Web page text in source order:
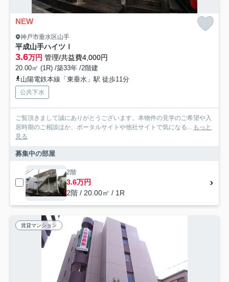
NEW
神戸市垂水区山手
平成山手ハイツⅠ
3.6万円 管理/共益費4,000円
20.00㎡ (1R) /築33年 /2階建
山陽電鉄本線「東垂水」駅 徒歩11分
公共下水
ご覧頂きまして誠にありがとうございます。本物件の見学のご希望や入
居時期のご相談ほか、ポータルサイトや他社サイトで気になる...
もっと
見る
募集中の部屋
2階
3.6万円
2階 / 20.00㎡ / 1R
賃貸マンション